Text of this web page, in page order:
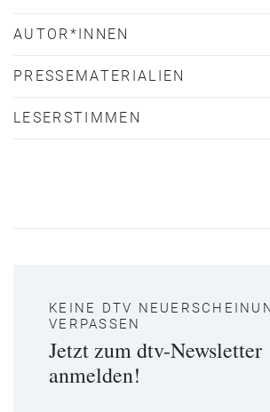
AUTOR*INNEN
PRESSEMATERIALIEN
LESERSTIMMEN
KEINE DTV
VERPASSEN
Jetzt zum dtv-Newsletter
anmelden!